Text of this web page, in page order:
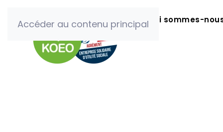
Accéder au contenu principalQui sommes-
Créateur
Créateur